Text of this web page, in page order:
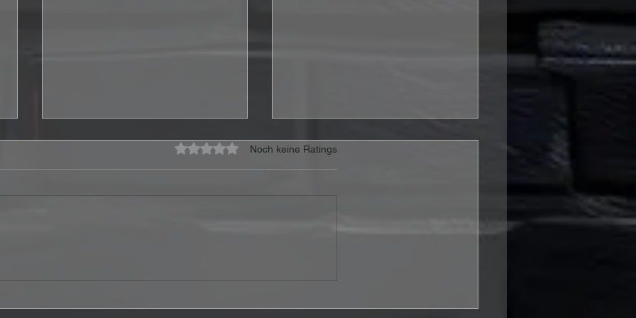
Mit 0 von 5 Sternen bewertet.
Noch keine Ratings